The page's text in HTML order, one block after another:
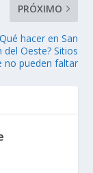
PRÓXIMO
hacer en San
del Oeste? Sitios
no pueden faltar